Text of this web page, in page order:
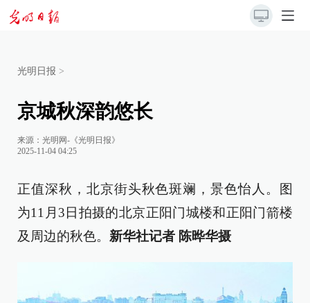
光明日报 >
京城秋深韵悠长
来源： 光明网-《光明日报》
2025-11-04 04:25
正值深秋，北京街头秋色斑斓，景色怡人。图
为11月3日拍摄的北京正阳门城楼和正阳门箭楼
及周边的秋色。 新华社记者 陈晔华摄